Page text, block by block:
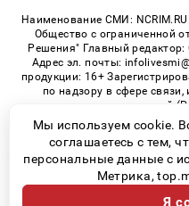
Наименование СМИ:
Общество с ограниченной
Решения" Главный
Адрес эл. почты:
продукции: 16+
по надзору в сфере
массовых коммуникаций
номер СМИ ЭЛ № ФС
© 2026
Возрастная
Мы используем cookie.
соглашаетесь с тем,
персональные данные с
Метрика,
Я